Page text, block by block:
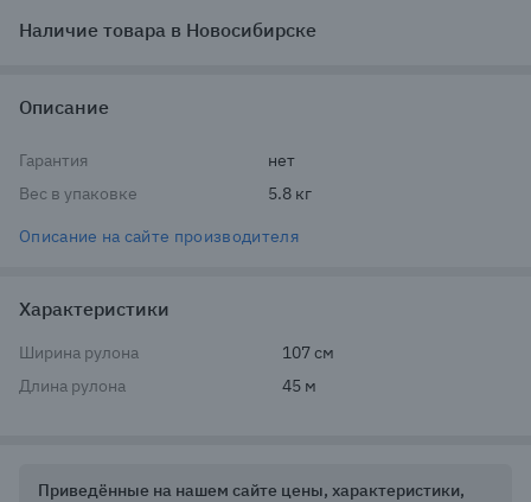
Наличие товара в Новосибирске
Описание
Гарантия
нет
Вес в упаковке
5.8 кг
Описание на сайте производителя
Характеристики
Ширина рулона
107 см
Длина рулона
45 м
Приведённые на нашем сайте цены, характеристики,